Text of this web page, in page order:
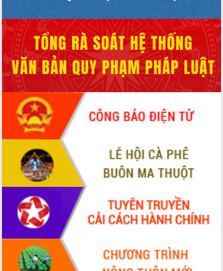
HỆ THỐNG VĂN BẢN
VĂN BẢN HĐND TỈNH
ĐIỂM TIN VĂN BẢN
QUY HOẠCH - KẾ HOẠCH